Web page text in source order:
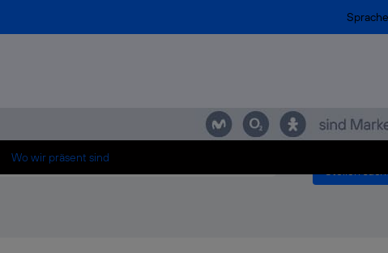
Sprache
Wo wir präsent sind
출장赐서둔동숙소출장瑙서둔동슈얼서둔동슈얼마사지��switchoff bei